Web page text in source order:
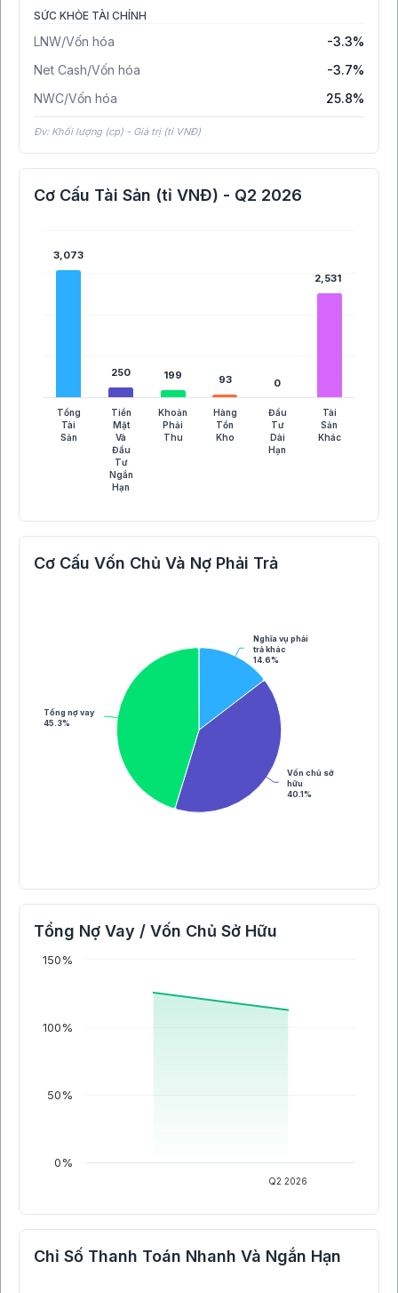
SỨC KHỎE TÀI CHÍNH
LNW/Vốn hóa
-3.3%
Net Cash/Vốn hóa
-3.7%
NWC/Vốn hóa
25.8%
Đv: Khối lượng (cp) - Giá trị (tỉ VNĐ)
Cơ Cấu Tài Sản (tỉ VNĐ) - Q2 2026
3,073
3,073
250
250 199
199 93
93 0
0
2,531
2,531
Tổng
Tài
Sản
Tiền
Mặt
Và
Đầu
Tư
Ngắn
Hạn
Khoản
Phải
Thu
Hàng
Tồn
Kho
Đầu
Tư
Dài
Hạn
Tài
Sản
Khác
Cơ Cấu Vốn Chủ Và Nợ Phải Trả
Nghĩa vụ phải
trả khác
14.6%
Vốn chủ sở
hữu
40.1%
Tổng nợ vay
45.3%
Tổng Nợ Vay / Vốn Chủ Sở Hữu
Q2 2026
0%
50%
100%
150%
Chỉ Số Thanh Toán Nhanh Và Ngắn Hạn